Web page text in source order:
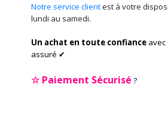
Notre service clientest à votre
lundi au samedi.
Un achat en toute confiance avec
assuré ✔
☆Paiement Sécurisé ?